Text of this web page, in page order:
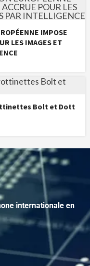
IMPOSE
LES IMAGES ET
Bolt et Dott
internationale en